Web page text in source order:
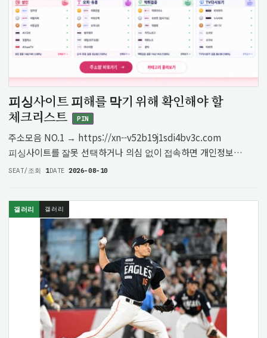
피싱사이트 피해를 막기 위해 확인해야 할
체크리스트
PIN
주소모음 NO.1 → https://xn--v52b19j1sdi4bv3c.com
피싱사이트를 잘못 선택하거나 의심 없이 접속하면 개인정보
입력, 금전 피해, 추가 피해로 이어질 수 있습니다. 특히
SEAT/조회 1DATE2026-08-10
갤러리 갤러리